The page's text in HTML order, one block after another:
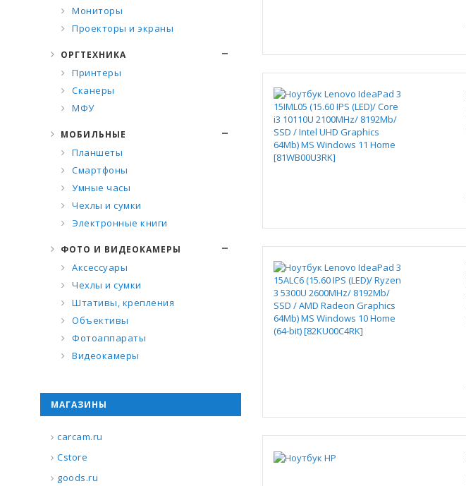
Мониторы
Проекторы и экраны
ОРГТЕХНИКА
Принтеры
Сканеры
МФУ
МОБИЛЬНЫЕ
Планшеты
Смартфоны
Умные часы
Чехлы и сумки
Электронные книги
ФОТО И ВИДЕОКАМЕРЫ
Аксессуары
Чехлы и сумки
Штативы, крепления
Объективы
Фотоаппараты
Видеокамеры
МАГАЗИНЫ
carcam.ru
Cstore
goods.ru